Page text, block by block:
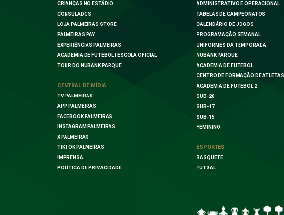
CRIANÇAS NO ESTÁDIO
CONSULADOS
LOJA PALMEIRAS STORE
PALMEIRAS PAY
EXPERIÊNCIAS PALMEIRAS
ACADEMIA DE FUTEBOL | ESCOLA OFICIAL
TOUR DO NUBANK PARQUE
CENTRAL DE MÍDIA
TV PALMEIRAS
APP PALMEIRAS
FACEBOOK PALMEIRAS
INSTAGRAM PALMEIRAS
X PALMEIRAS
TIKTOK PALMEIRAS
IMPRENSA
POLÍTICA DE PRIVACIDADE
ADMINISTRATIVO E OPERACIONAL
TABELAS DE CAMPEONATOS
CALENDÁRIO DE JOGOS
PROGRAMAÇÃO SEMANAL
UNIFORMES DA TEMPORADA
NUBANK PARQUE
ACADEMIA DE FUTEBOL
CENTRO DE FORMAÇÃO DE ATLETAS
ACADEMIA DE FUTEBOL 2
SUB-20
SUB-17
SUB-15
FEMININO
ESPORTES
BASQUETE
FUTSAL